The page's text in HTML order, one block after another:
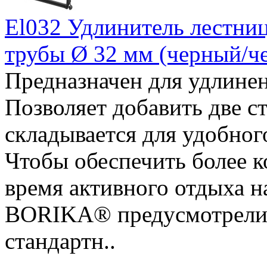
El032 Удлинитель
трубы Ø 32 мм (черный/
Предназначен для
Позволяет добавить две
складывается для
Чтобы обеспечить более
время активного отдыха
BORIKA®
стандартн..